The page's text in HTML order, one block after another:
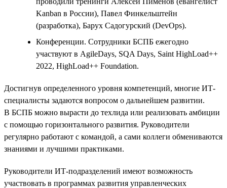
Kanban в России), Павел Финкельштейн
(разработка), Барух Садогурский (DevOps).
Конференции. Сотрудники БСПБ ежегодно
участвуют в AgileDays, SQA Days, Saint HighLoad++
2022, HighLoad++ Foundation.
Достигнув определенного уровня компетенций, многие ИТ-
специалисты задаются вопросом о дальнейшем развитии.
В БСПБ можно вырасти до техлида или реализовать амбиции
с помощью горизонтального развития. Руководители
регулярно работают с командой, а сами коллеги обмениваются
знаниями и лучшими практиками.
Руководители ИТ-подразделений имеют возможность
участвовать в программах развития управленческих